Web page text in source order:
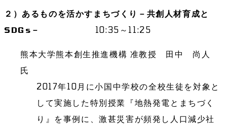
２）あるものを活かすまちづくり－共創人材育成と
SDGs－
10:35～11:25
熊本大学熊本創生推進機構 准教授 田中 尚人
氏
2017年10月に小国中学校の全校生徒を対象と
して実施した特別授業『地熱発電とまちづく
り』を事例に、激甚災害が頻発し人口減少社